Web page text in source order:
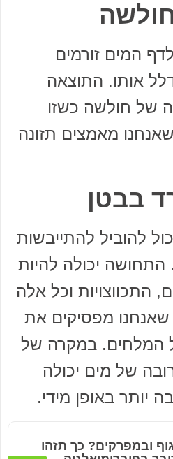
המים זורמים
אותו. התוצאה
של חולשה כשזו
מאמצים תזונה
בבטן
להוביל להתייבשות
התחושה יכולה להיות
התכווצויות וכל אלה
שאנחנו מפסיקים את
המלחים. במקרה של
של מים יכולה
יותר באופן מידי.
ובמפרקים? כך תזהו